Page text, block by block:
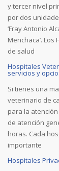
y tercer nivel
por dos
‘Fray Antonio
Menchaca’.
de salud
Hospitales
servicios y
Si tienes una
veterinario de
para la
de atención
horas. Cada
importante
Hospitales